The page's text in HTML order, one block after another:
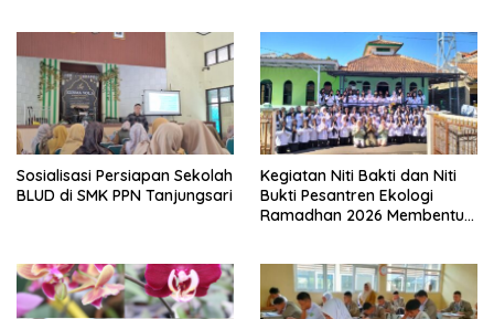
Sosialisasi Persiapan Sekolah
BLUD di SMK PPN Tanjungsari
Kegiatan Niti Bakti dan Niti
Bukti Pesantren Ekologi
Ramadhan 2026 Membentuk
SMK PPN Tanjungsari